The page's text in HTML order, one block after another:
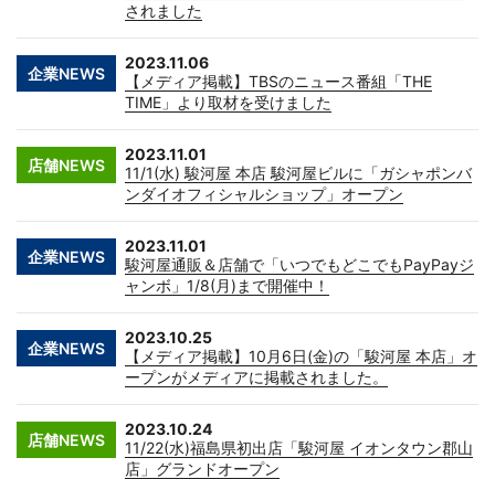
されました
企業NEWS
2023.11.06
【メディア掲載】TBSのニュース番組「THE
TIME」より取材を受けました
店舗NEWS
2023.11.01
11/1(水) 駿河屋 本店 駿河屋ビルに「ガシャポンバ
ンダイオフィシャルショップ」オープン
企業NEWS
2023.11.01
駿河屋通販＆店舗で「いつでもどこでもPayPayジ
ャンボ」1/8(月)まで開催中！
企業NEWS
2023.10.25
【メディア掲載】10月6日(金)の「駿河屋 本店」オ
ープンがメディアに掲載されました。
店舗NEWS
2023.10.24
11/22(水)福島県初出店「駿河屋 イオンタウン郡山
店」グランドオープン